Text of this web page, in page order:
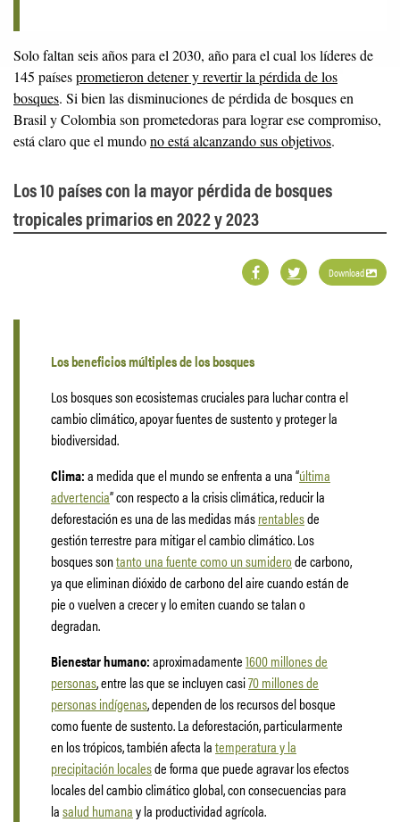
Solo faltan seis años para el 2030, año para el cual los líderes de
145 paísesprometieron detener y revertir la pérdida de los
bosques. Si bien las disminuciones de pérdida de bosques en
Brasil y Colombia son prometedoras para lograr ese compromiso,
está claro que el mundono está alcanzando sus objetivos.
Los 10 países con la mayor pérdida de bosques
tropicales primarios en 2022 y 2023
Download
Los beneficios múltiples de los bosques
Los bosques son ecosistemas cruciales para luchar contra el
cambio climático, apoyar fuentes de sustento y proteger la
biodiversidad.
Clima:a medida que el mundo se enfrenta a una “última
advertencia” con respecto a la crisis climática, reducir la
deforestación es una de las medidas másrentablesde
gestión terrestre para mitigar el cambio climático. Los
bosques sontanto una fuente como un sumiderode carbono,
ya que eliminan dióxido de carbono del aire cuando están de
pie o vuelven a crecer y lo emiten cuando se talan o
degradan.
Bienestar humano:aproximadamente1600 millones de
personas, entre las que se incluyen casi70 millones de
personas indígenas, dependen de los recursos del bosque
como fuente de sustento. La deforestación, particularmente
en los trópicos, también afecta latemperatura y la
precipitación localesde forma que puede agravar los efectos
locales del cambio climático global, con consecuencias para
lasalud humanay la productividad agrícola.